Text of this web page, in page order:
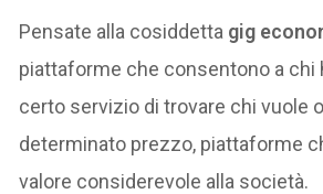
Pensate alla cosiddetta gig
piattaforme che consentono a chi
certo servizio di trovare chi vuole
determinato prezzo, piattaforme
valore considerevole alla società.